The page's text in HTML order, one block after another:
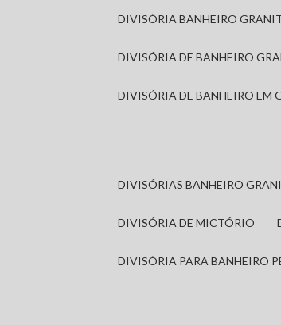
DIVISÓRIA BANHEIRO
DIVISÓRIA DE BANHEIRO
DIVISÓRIA DE BANHEIRO EM
DIVISÓRIAS BANHEIRO
DIVISÓRIA DE MICTÓRIO
DIVISÓRIA PARA BANHEIRO